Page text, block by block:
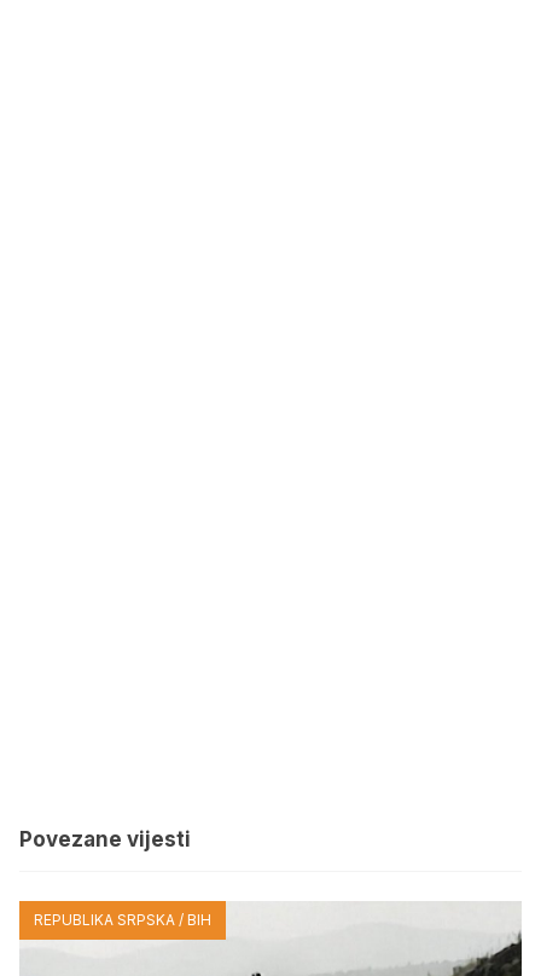
Povezane vijesti
REPUBLIKA SRPSKA / BIH